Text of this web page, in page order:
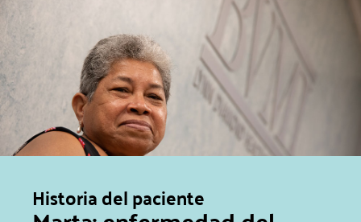
Historia del paciente